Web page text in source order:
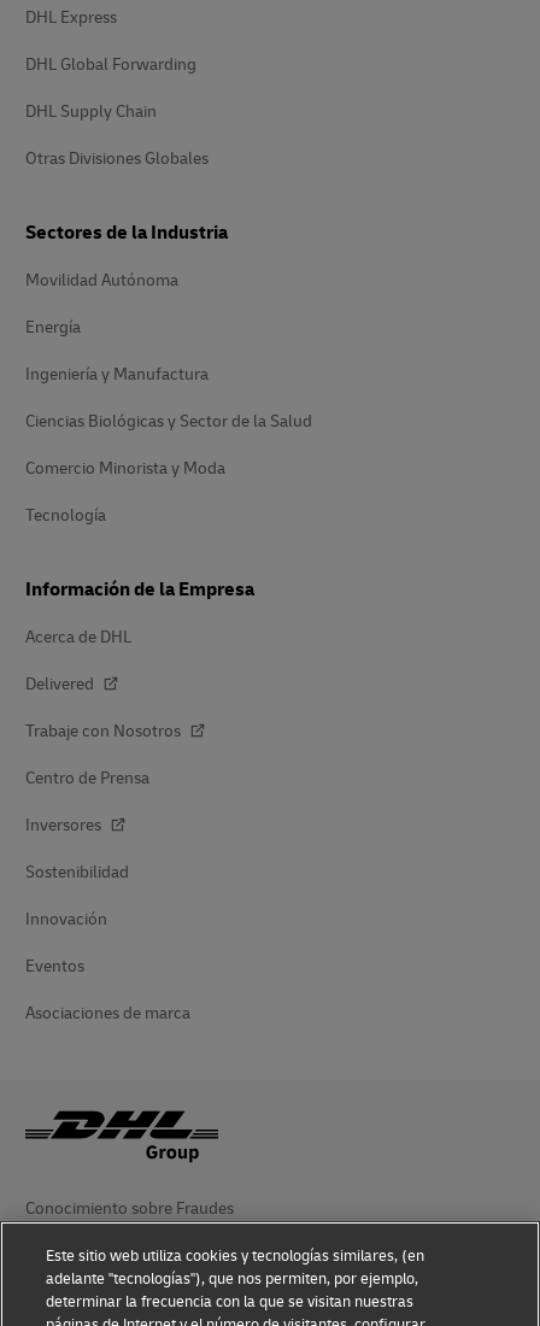
DHL Express
DHL Global Forwarding
DHL Supply Chain
Otras Divisiones Globales
Sectores de la Industria
Movilidad Autónoma
Energía
Ingeniería y Manufactura
Ciencias Biológicas y Sector de la Salud
Comercio Minorista y Moda
Tecnología
Información de la Empresa
Acerca de DHL
Delivered
Trabaje con Nosotros
Centro de Prensa
Inversores
Sostenibilidad
Innovación
Eventos
Asociaciones de marca
Conocimiento sobre Fraudes
Aviso Legal
Condiciones de Uso
Este sitio web utiliza cookies y tecnologías similares, (en
adelante "tecnologías"), que nos permiten, por ejemplo,
determinar la frecuencia con la que se visitan nuestras